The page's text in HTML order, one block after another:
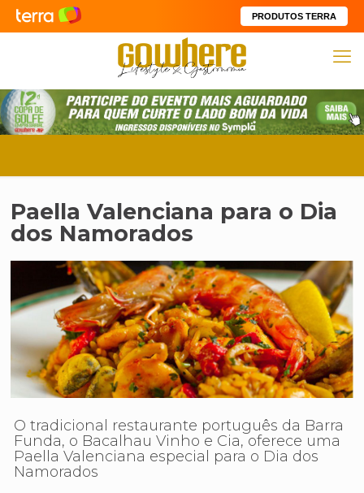
PRODUTOS TERRA
Paella Valenciana para o Dia
dos Namorados
O tradicional restaurante português da Barra
Funda, o Bacalhau Vinho e Cia, oferece uma
Paella Valenciana especial para o Dia dos
Namorados